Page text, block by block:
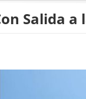
Salida